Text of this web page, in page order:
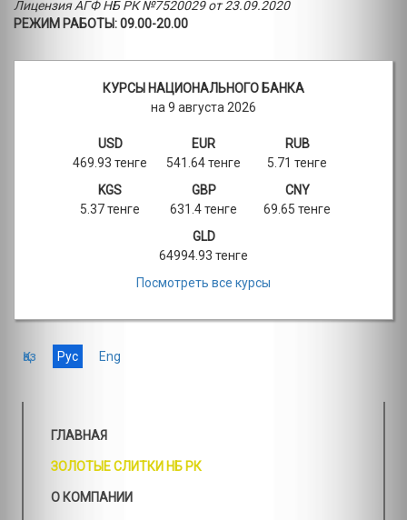
Лицензия АГФ НБ РК №7520029 от 23.09.2020
РЕЖИМ РАБОТЫ: 09.00-20.00
КУРСЫ НАЦИОНАЛЬНОГО БАНКА
на 9 августа 2026
USD
469.93 тенге
EUR
541.64 тенге
RUB
5.71 тенге
KGS
5.37 тенге
GBP
631.4 тенге
CNY
69.65 тенге
GLD
64994.93 тенге
Посмотреть все курсы
Қаз Рус Eng
ГЛАВНАЯ
ЗОЛОТЫЕ СЛИТКИ НБ РК
О КОМПАНИИ